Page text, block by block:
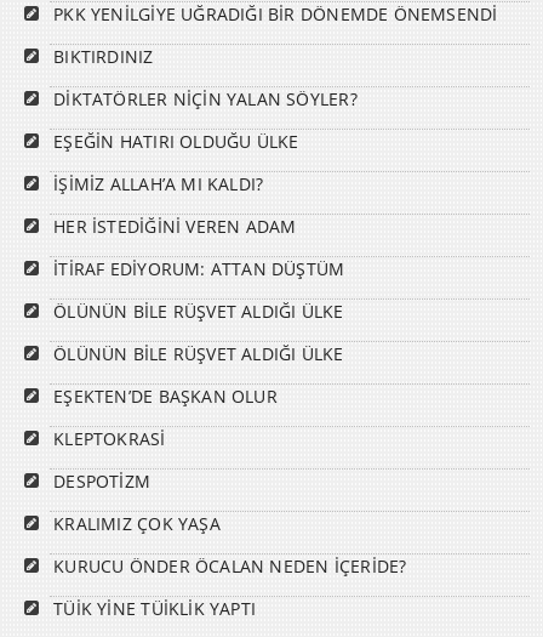
PKK YENİLGİYE UĞRADIĞI BİR DÖNEMDE ÖNEMSENDİ
BIKTIRDINIZ
DİKTATÖRLER NİÇİN YALAN SÖYLER?
EŞEĞİN HATIRI OLDUĞU ÜLKE
İŞİMİZ ALLAH’A MI KALDI?
HER İSTEDİĞİNİ VEREN ADAM
İTİRAF EDİYORUM: ATTAN DÜŞTÜM
ÖLÜNÜN BİLE RÜŞVET ALDIĞI ÜLKE
ÖLÜNÜN BİLE RÜŞVET ALDIĞI ÜLKE
EŞEKTEN’DE BAŞKAN OLUR
KLEPTOKRASİ
DESPOTİZM
KRALIMIZ ÇOK YAŞA
KURUCU ÖNDER ÖCALAN NEDEN İÇERİDE?
TÜİK YİNE TÜİKLİK YAPTI